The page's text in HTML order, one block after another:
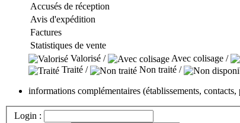
Accusés de réception
Avis d'expédition
Factures
Statistiques de vente
Valorisé /
Avec colisage /
Traité /
Non traité /
informations complémentaires (établissements,
Login :